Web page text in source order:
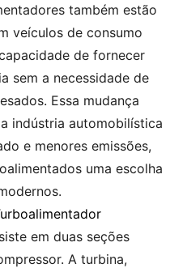
também estão
veículos de consumo
de fornecer
sem a necessidade de
Essa mudança
indústria automobilística
e menores emissões,
uma escolha
em duas seções
A turbina,